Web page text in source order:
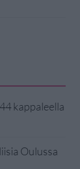
kappaleella
Oulussa